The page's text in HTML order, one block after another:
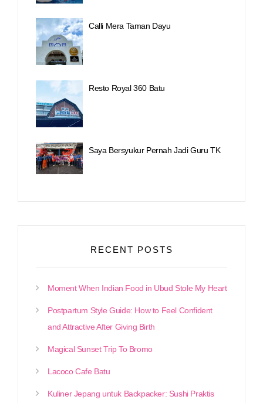
Calli Mera Taman Dayu
Resto Royal 360 Batu
Saya Bersyukur Pernah Jadi Guru TK
RECENT POSTS
Moment When Indian Food in Ubud Stole My Heart
Postpartum Style Guide: How to Feel Confident
and Attractive After Giving Birth
Magical Sunset Trip To Bromo
Lacoco Cafe Batu
Kuliner Jepang untuk Backpacker: Sushi Praktis